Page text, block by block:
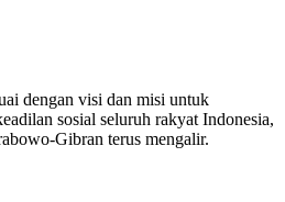
dengan visi dan misi untuk
sosial seluruh rakyat Indonesia,
Gibran terus mengalir.